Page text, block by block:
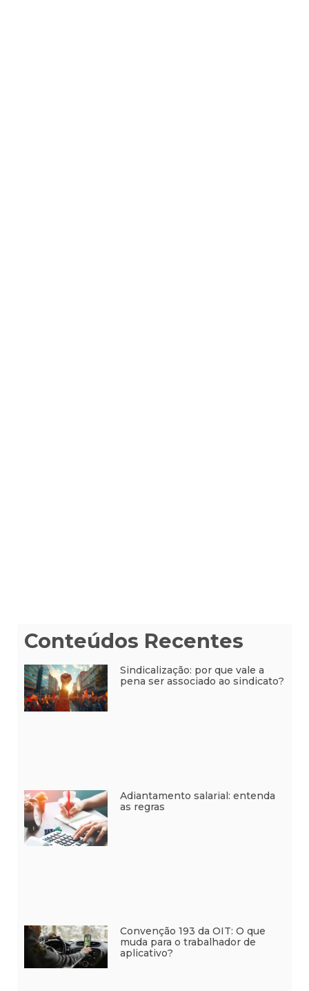
Conteúdos Recentes
Sindicalização: por que vale a
pena ser associado ao sindicato?
Adiantamento salarial: entenda
as regras
Convenção 193 da OIT: O que
muda para o trabalhador de
aplicativo?